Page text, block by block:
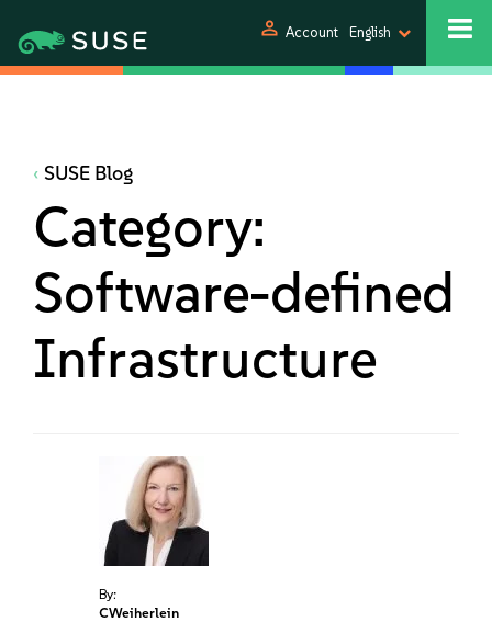
person Account English
SUSE Blog
Category:
Software-defined
Infrastructure
By:
CWeiherlein